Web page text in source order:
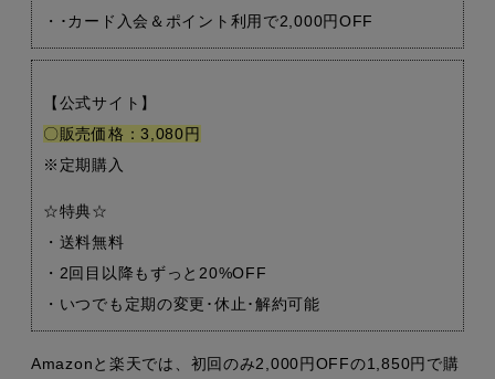
・･カード入会＆ポイント利用で2,000円OFF
【公式サイト】
〇販売価格：3,080円
※定期購入
☆特典☆
・送料無料
・2回目以降もずっと20%OFF
・いつでも定期の変更･休止･解約可能
Amazonと楽天では、初回のみ2,000円OFFの1,850円で購